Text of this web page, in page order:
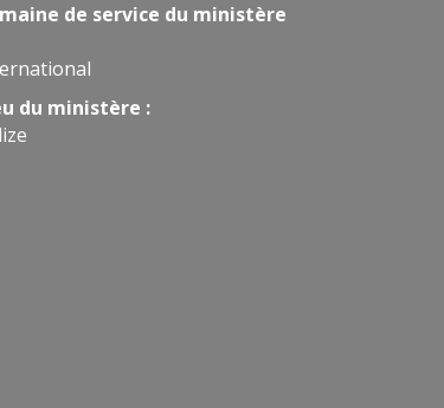
de service du ministère
du ministère :